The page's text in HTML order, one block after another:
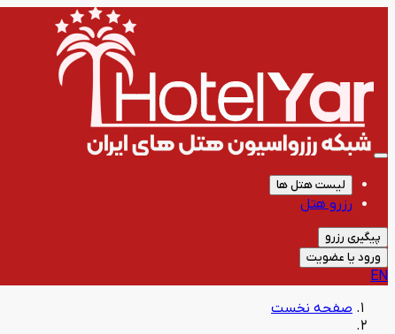
لیست هتل ها
رزرو هتل
پیگیری رزرو
ورود یا عضویت
EN
صفحه نخست